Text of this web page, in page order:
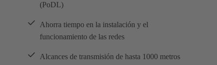
(PoDL)
Ahorra tiempo en la instalación y el
funcionamiento de las redes
Alcances de transmisión de hasta 1000 metros